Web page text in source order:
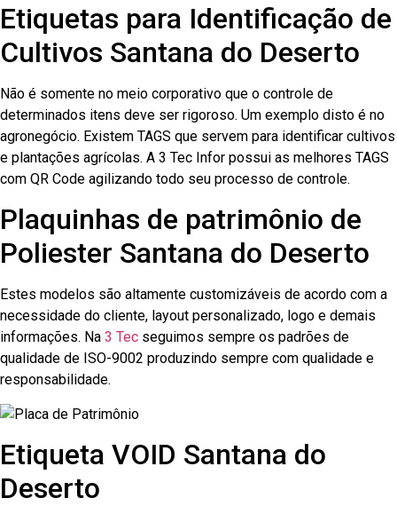
Etiquetas para Identificação de
Cultivos Santana do Deserto
Não é somente no meio corporativo que o controle de
determinados itens deve ser rigoroso. Um exemplo disto é no
agronegócio. Existem TAGS que servem para identificar cultivos
e plantações agrícolas. A 3 Tec Infor possui as melhores TAGS
com QR Code agilizando todo seu processo de controle.
Plaquinhas de patrimônio de
Poliester Santana do Deserto
Estes modelos são altamente customizáveis de acordo com a
necessidade do cliente, layout personalizado, logo e demais
informações. Na 3 Tec seguimos sempre os padrões de
qualidade de ISO-9002 produzindo sempre com qualidade e
responsabilidade.
Etiqueta VOID Santana do
Deserto